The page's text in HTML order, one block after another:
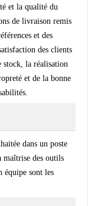
et la qualité du
de livraison remis
et des
des clients
stock, la réalisation
et de la bonne
dans un poste
des outils
équipe sont les